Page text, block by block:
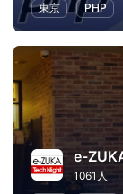
東京
PHP
e-
1061人